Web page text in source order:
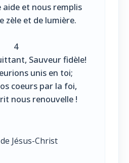
aide et nous remplis
zèle et de lumière.
4
Sauveur fidèle!
unis en toi;
coeurs par la foi,
nous renouvelle !
Jésus-Christ